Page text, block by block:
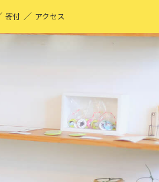
寄付 ／ アクセス